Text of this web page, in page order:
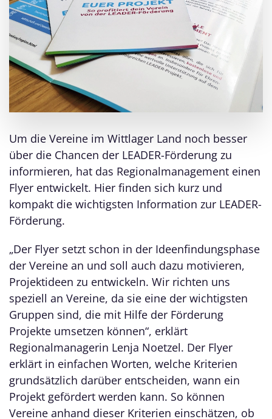
Um die Vereine im Wittlager Land noch besser
über die Chancen der LEADER-Förderung zu
informieren, hat das Regionalmanagement einen
Flyer entwickelt. Hier finden sich kurz und
kompakt die wichtigsten Information zur LEADER-
Förderung.
„Der Flyer setzt schon in der Ideenfindungsphase
der Vereine an und soll auch dazu motivieren,
Projektideen zu entwickeln. Wir richten uns
speziell an Vereine, da sie eine der wichtigsten
Gruppen sind, die mit Hilfe der Förderung
Projekte umsetzen können“, erklärt
Regionalmanagerin Lenja Noetzel. Der Flyer
erklärt in einfachen Worten, welche Kriterien
grundsätzlich darüber entscheiden, wann ein
Projekt gefördert werden kann. So können
Vereine anhand dieser Kriterien einschätzen, ob